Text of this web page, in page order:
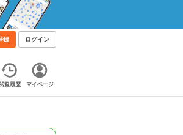
録 ログイン
閲覧履歴 マイページ